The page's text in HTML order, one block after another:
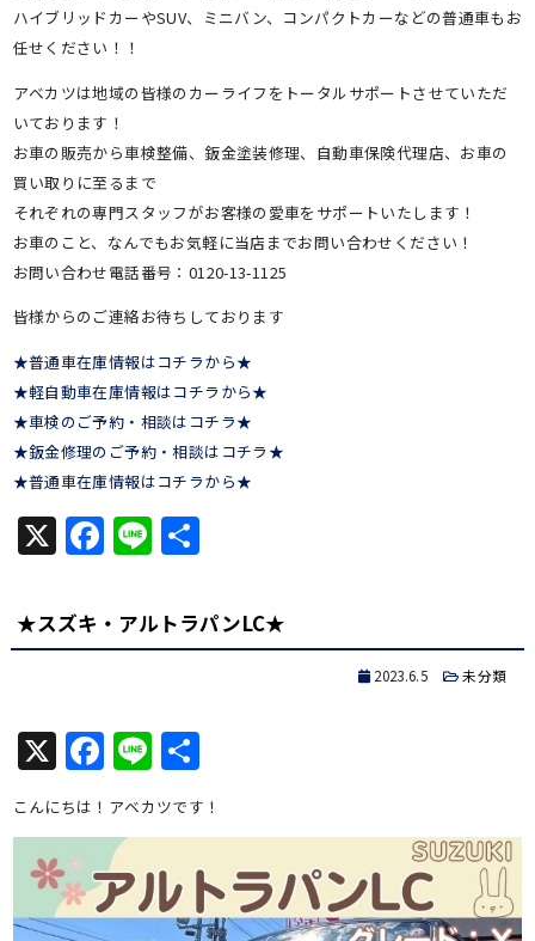
ハイブリッドカーやSUV、ミニバン、コンパクトカーなどの普通車もお
任せください！！
アベカツは地域の皆様のカーライフをトータルサポートさせていただ
いております！
お車の販売から車検整備、鈑金塗装修理、自動車保険代理店、お車の
買い取りに至るまで
それぞれの専門スタッフがお客様の愛車をサポートいたします！
お車のこと、なんでもお気軽に当店までお問い合わせください！
お問い合わせ電話番号：0120-13-1125
皆様からのご連絡お待ちしております
★普通車在庫情報はコチラから★
★軽自動車在庫情報はコチラから★
★車検のご予約・相談はコチラ★
★鈑金修理のご予約・相談はコチラ★
★普通車在庫情報はコチラから★
X Facebook
Line共
★スズキ・アルトラパンLC★
2023.6.5 未分類
X Facebook
Line共
有
こんにちは！アベカツです！